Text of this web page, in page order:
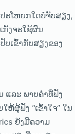
ປະໂຫຍກໃດບໍ່ຈັບສຽງ,
ກັ່ງຈະໃຊ້ຜົນ
ເຂົ້າກັບສຽງຂອງ
ແລະ ພາບຄຳທີ່ຟັງ
ຫ້ຜູ້ຟັງ “ເຂົ້າໃຈ” ໃນ
ຍັງມີຄວາມ